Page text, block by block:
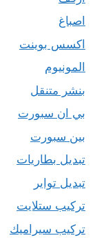
اصباغ
اكسس بوينت
المونيوم
بنشر متنقل
بي ان سبورت
بين سبورت
تبديل بطاريات
تبديل تواير
تركيب ستلايت
تركيب سيراميك